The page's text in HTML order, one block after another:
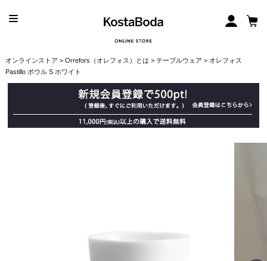
オンラインストア > Orrefors（オレフォス）とは > テーブルウェア > オレフォス
Pastillo ボウル S ホワイト